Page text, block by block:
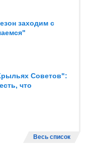
заходим с
Советов":
что
Весь список